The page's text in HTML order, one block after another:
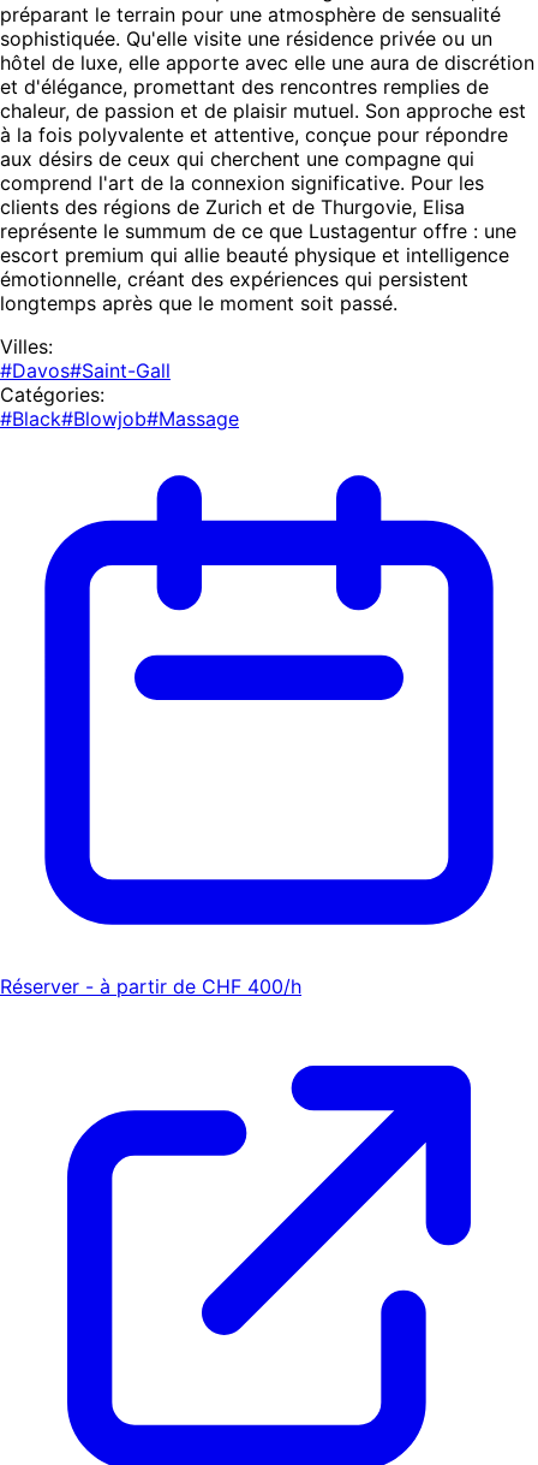
préparant le terrain pour une atmosphère de sensualité
sophistiquée. Qu'elle visite une résidence privée ou un
hôtel de luxe, elle apporte avec elle une aura de discrétion
et d'élégance, promettant des rencontres remplies de
chaleur, de passion et de plaisir mutuel. Son approche est
à la fois polyvalente et attentive, conçue pour répondre
aux désirs de ceux qui cherchent une compagne qui
comprend l'art de la connexion significative. Pour les
clients des régions de Zurich et de Thurgovie, Elisa
représente le summum de ce que Lustagentur offre : une
escort premium qui allie beauté physique et intelligence
émotionnelle, créant des expériences qui persistent
longtemps après que le moment soit passé.
Villes:
#Davos#Saint-Gall
Catégories:
#Black#Blowjob#Massage
Réserver - à partir de CHF 400/h